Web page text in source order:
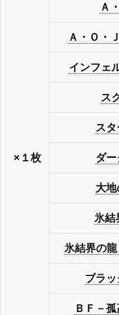
×１枚
Ａ
Ａ・Ｏ・
インフェ
ス
ス
ダ
大
氷結
氷結界の
ブラ
ＢＦ－